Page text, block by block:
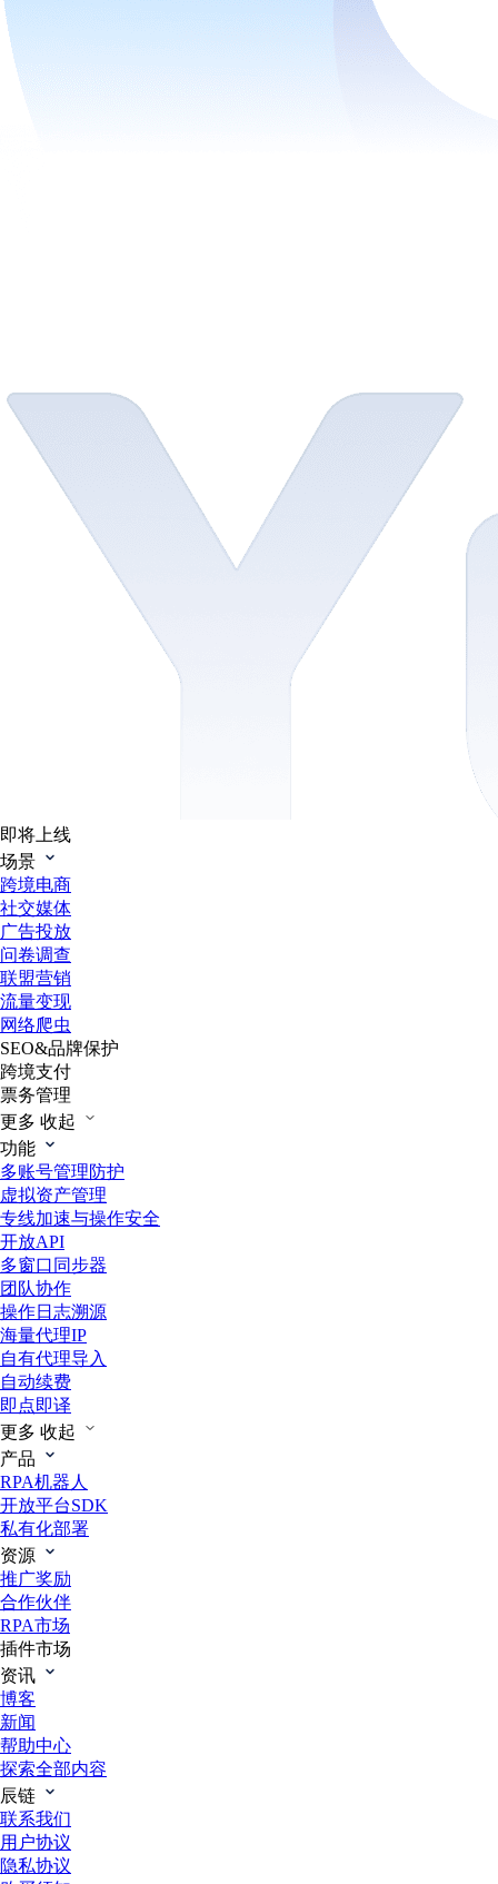
即将上线
场景
跨境电商
社交媒体
广告投放
问卷调查
联盟营销
流量变现
网络爬虫
SEO&品牌保护
跨境支付
票务管理
更多 收起
功能
多账号管理防护
虚拟资产管理
专线加速与操作安全
开放API
多窗口同步器
团队协作
操作日志溯源
海量代理IP
自有代理导入
自动续费
即点即译
更多 收起
产品
RPA机器人
开放平台SDK
私有化部署
资源
推广奖励
合作伙伴
RPA市场
插件市场
资讯
博客
新闻
帮助中心
探索全部内容
辰链
联系我们
用户协议
隐私协议